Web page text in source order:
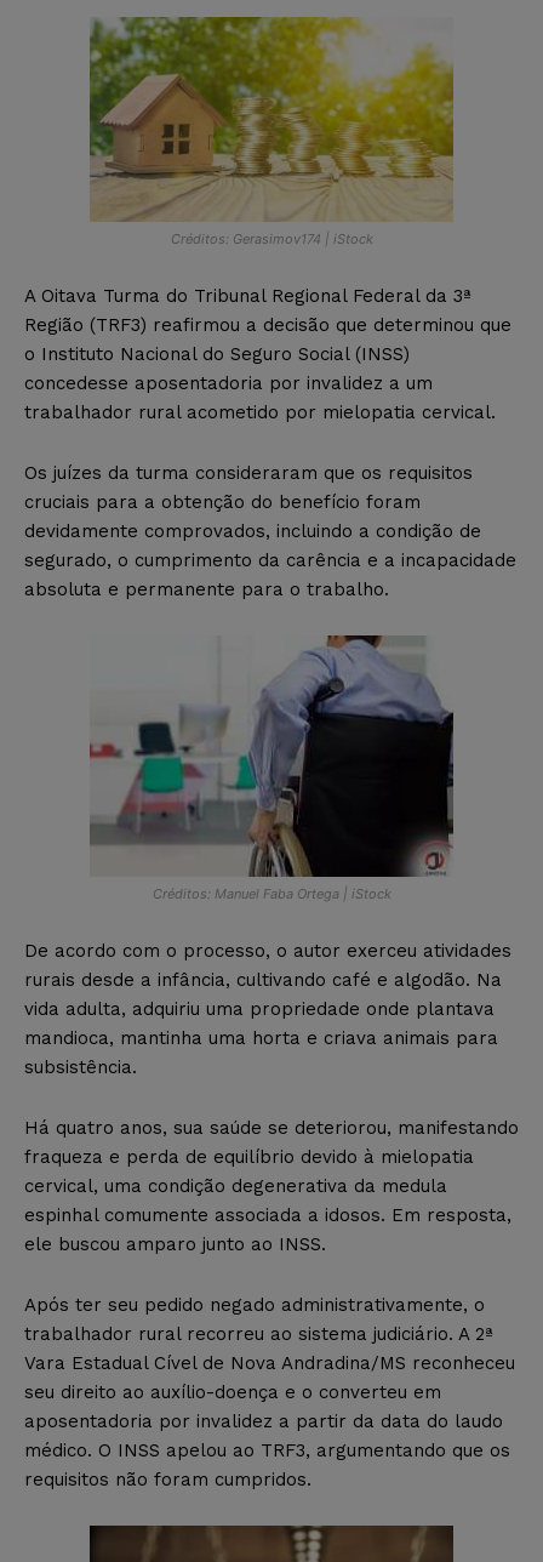
Créditos: Gerasimov174 | iStock
A Oitava Turma do Tribunal Regional Federal da 3ª
Região (TRF3) reafirmou a decisão que determinou que
o Instituto Nacional do Seguro Social (INSS)
concedesse aposentadoria por invalidez a um
trabalhador rural acometido por mielopatia cervical.
Os juízes da turma consideraram que os requisitos
cruciais para a obtenção do benefício foram
devidamente comprovados, incluindo a condição de
segurado, o cumprimento da carência e a incapacidade
absoluta e permanente para o trabalho.
Créditos: Manuel Faba Ortega | iStock
De acordo com o processo, o autor exerceu atividades
rurais desde a infância, cultivando café e algodão. Na
vida adulta, adquiriu uma propriedade onde plantava
mandioca, mantinha uma horta e criava animais para
subsistência.
Há quatro anos, sua saúde se deteriorou, manifestando
fraqueza e perda de equilíbrio devido à mielopatia
cervical, uma condição degenerativa da medula
espinhal comumente associada a idosos. Em resposta,
ele buscou amparo junto ao INSS.
Após ter seu pedido negado administrativamente, o
trabalhador rural recorreu ao sistema judiciário. A 2ª
Vara Estadual Cível de Nova Andradina/MS reconheceu
seu direito ao auxílio-doença e o converteu em
aposentadoria por invalidez a partir da data do laudo
médico. O INSS apelou ao TRF3, argumentando que os
requisitos não foram cumpridos.